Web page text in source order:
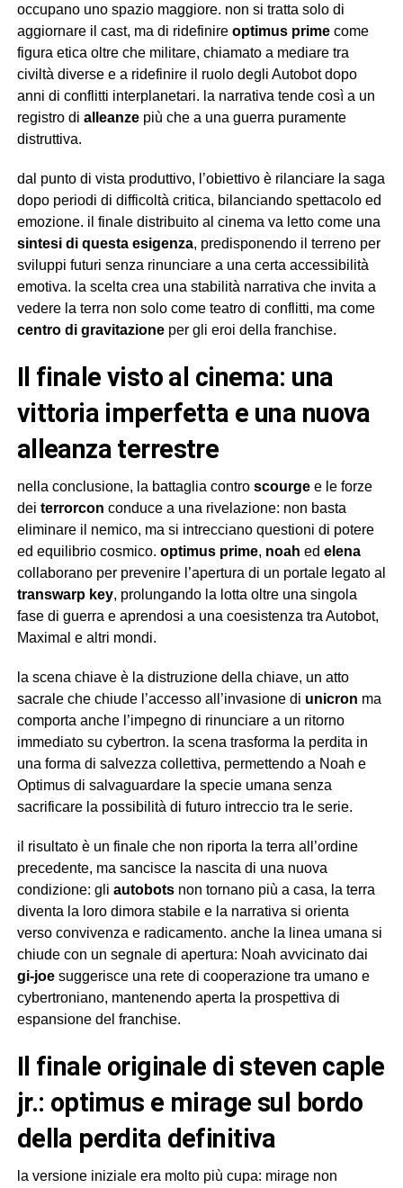
occupano uno spazio maggiore. non si tratta solo di
aggiornare il cast, ma di ridefinire optimus primecome
figura etica oltre che militare, chiamato a mediare tra
civiltà diverse e a ridefinire il ruolo degli Autobot dopo
anni di conflitti interplanetari. la narrativa tende così a un
registro di alleanzepiù che a una guerra puramente
distruttiva.
dal punto di vista produttivo, l’obiettivo è rilanciare la saga
dopo periodi di difficoltà critica, bilanciando spettacolo ed
emozione. il finale distribuito al cinema va letto come una
sintesi di questa esigenza, predisponendo il terreno per
sviluppi futuri senza rinunciare a una certa accessibilità
emotiva. la scelta crea una stabilità narrativa che invita a
vedere la terra non solo come teatro di conflitti, ma come
centro di gravitazioneper gli eroi della franchise.
il finale visto al cinema: una
vittoria imperfetta e una nuova
alleanza terrestre
nella conclusione, la battaglia contro scourgee le forze
dei terrorcon conduce a una rivelazione: non basta
eliminare il nemico, ma si intrecciano questioni di potere
ed equilibrio cosmico. optimus prime, noah ed elena
collaborano per prevenire l’apertura di un portale legato al
transwarp key, prolungando la lotta oltre una singola
fase di guerra e aprendosi a una coesistenza tra Autobot,
Maximal e altri mondi.
la scena chiave è la distruzione della chiave, un atto
sacrale che chiude l’accesso all’invasione di unicron ma
comporta anche l’impegno di rinunciare a un ritorno
immediato su cybertron. la scena trasforma la perdita in
una forma di salvezza collettiva, permettendo a Noah e
Optimus di salvaguardare la specie umana senza
sacrificare la possibilità di futuro intreccio tra le serie.
il risultato è un finale che non riporta la terra all’ordine
precedente, ma sancisce la nascita di una nuova
condizione: gli autobotsnon tornano più a casa, la terra
diventa la loro dimora stabile e la narrativa si orienta
verso convivenza e radicamento. anche la linea umana si
chiude con un segnale di apertura: Noah avvicinato dai
gi-joesuggerisce una rete di cooperazione tra umano e
cybertroniano, mantenendo aperta la prospettiva di
espansione del franchise.
il finale originale di steven caple
jr.: optimus e mirage sul bordo
della perdita definitiva
la versione iniziale era molto più cupa: mirage non